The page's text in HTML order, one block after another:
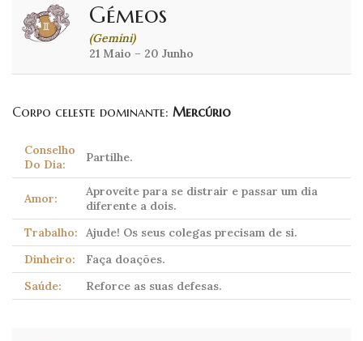
Gémeos
(Gemini)
21 Maio – 20 Junho
Corpo celeste dominante: Mercúrio
Conselho
Do Dia:
Partilhe.
Amor:
Aproveite para se distrair e passar um dia
diferente a dois.
Trabalho:
Ajude! Os seus colegas precisam de si.
Dinheiro:
Faça doações.
Saúde:
Reforce as suas defesas.